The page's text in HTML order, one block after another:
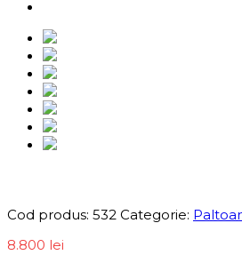
Cod produs: 532 Categorie:
8.800 lei